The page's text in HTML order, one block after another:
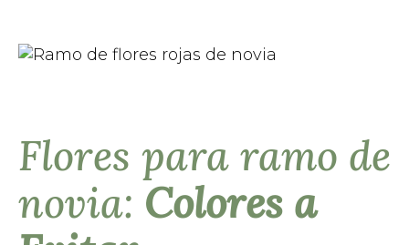
Flores para ramo de
novia: Colores a